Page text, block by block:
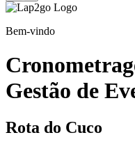
Bem-vindo
Gestão de
Rota do Cuco